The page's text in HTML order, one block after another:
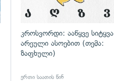
კროსვორდი: ააწყვე სიტყვა
არეული ასოებით (თემა:
ზაფხული)
ერთი საათის წინ